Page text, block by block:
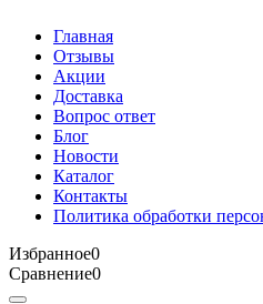
Главная
Отзывы
Акции
Доставка
Вопрос ответ
Блог
Новости
Каталог
Контакты
Политика обработки
Избранное0
Сравнение0